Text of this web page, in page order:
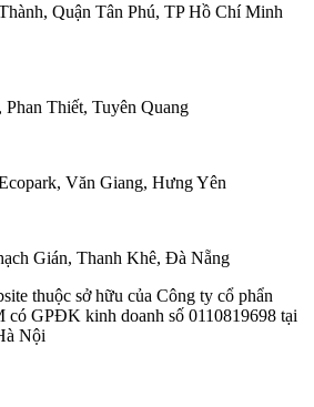
Quận Tân Phú, TP Hồ Chí Minh
Thiết, Tuyên Quang
Văn Giang, Hưng Yên
Gián, Thanh Khê, Đà Nẵng
thuộc sở hữu của Công ty cổ phẩn
GPĐK kinh doanh số 0110819698 tại
Nội